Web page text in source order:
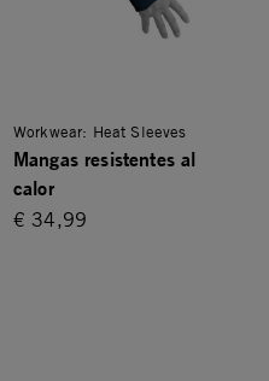
Workwear: Heat Sleeves
Mangas resistentes al
calor
€ 34,99